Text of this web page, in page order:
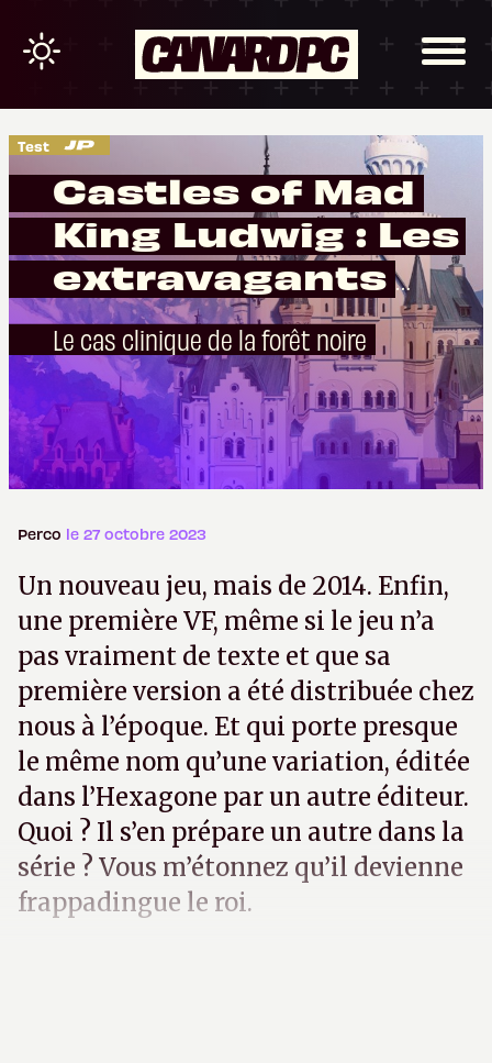
Test
Castles of Mad
King Ludwig : Les
extravagants
châteaux de
Bavière
Le cas clinique de la forêt noire
Perco le 27 octobre 2023
Un nouveau jeu, mais de 2014. Enfin,
une première VF, même si le jeu n’a
pas vraiment de texte et que sa
première version a été distribuée chez
nous à l’époque. Et qui porte presque
le même nom qu’une variation, éditée
dans l’Hexagone par un autre éditeur.
Quoi ? Il s’en prépare un autre dans la
série ? Vous m’étonnez qu’il devienne
frappadingue le roi.